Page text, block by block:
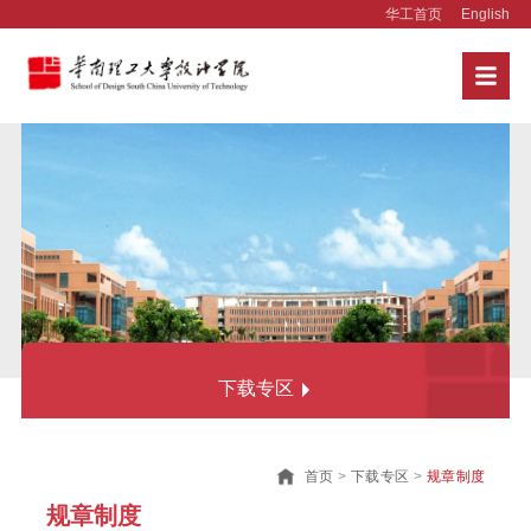
华工首页 English
下载专区
首页 >下载专区 > 规章制度
规章制度